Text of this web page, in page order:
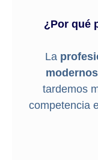
¿Por qué
La
modernos
tardemos
competencia